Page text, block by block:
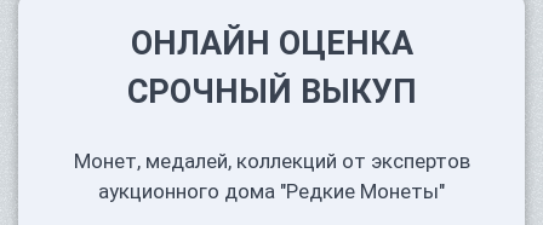
ОНЛАЙН ОЦЕНКА
СРОЧНЫЙ ВЫКУП
Монет, медалей, коллекций от экспертов
аукционного дома "Редкие Монеты"